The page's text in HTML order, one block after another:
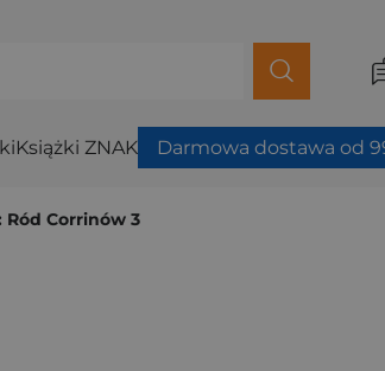
Książki ZNAK Darmowa dostawa od
Ród Corrinów 3